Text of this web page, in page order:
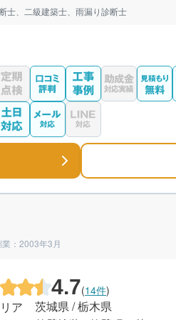
士、二級建築士、雨漏り診断士
業：2003年3月
4.7(14件)
ア
茨城県 / 栃木県